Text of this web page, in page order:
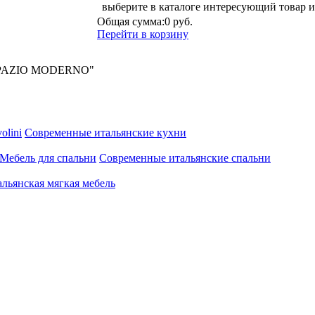
MODERNO"
выберите в каталоге интересующий товар
Общая сумма:0 руб.
Перейти в корзину
Современные итальянские кухни
Мебель для спальни Современные итальянские спальни
мягкая мебель